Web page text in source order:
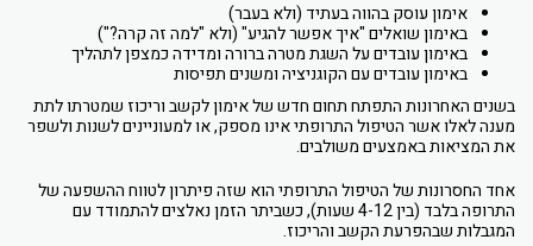
אימון עוסק בהווה בעתיד (ולא בעבר)
באימון שואלים "איך אפשר להגיע" (ולא "למה זה קרה?")
באימון עובדים על השגת מטרה ברורה ומדידה כמצפן לתהליך
באימון עובדים עם הקוגניציה ומשנים תפיסות
בשנים האחרונות התפתח תחום חדש של אימון לקשב וריכוז שמטרתו לתת
מענה לאלו אשר הטיפול התרופתי אינו מספק, או למעוניינים לשנות ולשפר
את המציאות באמצעים משולבים.
אחד החסרונות של הטיפול התרופתי הוא שזה פיתרון לטווח ההשפעה של
התרופה בלבד (בין 4-12 שעות), כשביתר הזמן נאלצים להתמודד עם
המגבלות שבהפרעת הקשב והריכוז.